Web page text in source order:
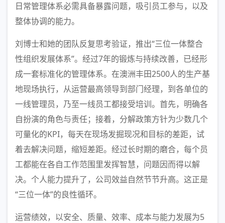
日常管理体系必需具备暴露问题，吸引员工参与，以及
整体协调的能力。
刘博士和她的团队反复思考验证，推出“三位一体整合
性组织发展体系”。经过7年的锻炼与持续改善，已经形
成一套标准化的管理体系。在澳洲丰田2500人的生产基
地现场执行，从运营最高领导到部门经理，到各单位的
一线管理员，乃至一线员工都接受培训。首先，明确各
自扮演的角色与责任；接着，分解政策方针为少数几个
可量化的KPI，每天在现场发掘现况和目标的差距，试
着去解决问题，缩短差距。经过长时期的磨合，每个员
工都能在各自工作范围里发挥智慧，问题因而得以解
决。个人能力提升了，公司效益自然节节升高。这正是
“三位一体”的良性循环。
运营绩效，以安全、质量、效率、成本与能力发展为5